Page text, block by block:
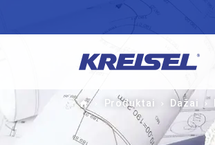
HomeProduktai Dažai